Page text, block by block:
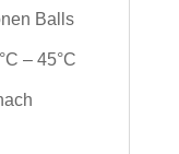
Balls
– 45°C